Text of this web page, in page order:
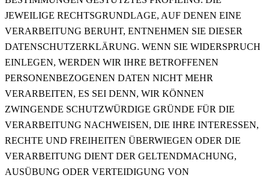
JEWEILIGE RECHTSGRUNDLAGE, AUF DENEN EINE
VERARBEITUNG BERUHT, ENTNEHMEN SIE DIESER
DATENSCHUTZERKLÄRUNG. WENN SIE WIDERSPRUCH
EINLEGEN, WERDEN WIR IHRE BETROFFENEN
PERSONENBEZOGENEN DATEN NICHT MEHR
VERARBEITEN, ES SEI DENN, WIR KÖNNEN
ZWINGENDE SCHUTZWÜRDIGE GRÜNDE FÜR DIE
VERARBEITUNG NACHWEISEN, DIE IHRE INTERESSEN,
RECHTE UND FREIHEITEN ÜBERWIEGEN ODER DIE
VERARBEITUNG DIENT DER GELTENDMACHUNG,
AUSÜBUNG ODER VERTEIDIGUNG VON